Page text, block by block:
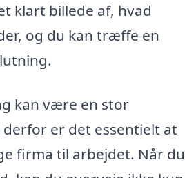
klart billede af, hvad
og du kan træffe en
kan være en stor
er det essentielt at
firma til arbejdet. Når du